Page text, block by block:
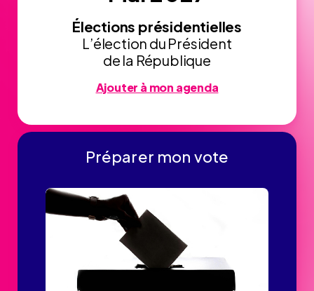
Élections présidentielles
L’élection du Président
de la République
Ajouter à mon agenda
Préparer mon vote